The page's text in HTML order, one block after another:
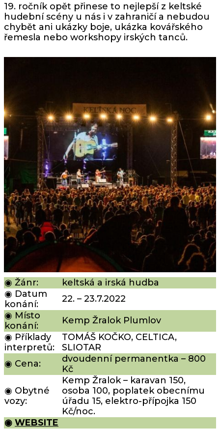
19. ročník opět přinese to nejlepší z keltské
hudební scény u nás i v zahraničí a nebudou
chybět ani ukázky boje, ukázka kovářského
řemesla nebo workshopy irských tanců.
◉ Žánr:
keltská a irská hudba
◉ Datum
konání:
22. – 23.7.2022
◉ Místo
konání:
Kemp Žralok Plumlov
◉ Příklady
interpretů:
TOMÁŠ KOČKO, CELTICA,
SLIOTAR
◉ Cena:
dvoudenní permanentka – 800
Kč
◉ Obytné
vozy:
Kemp Žralok – karavan 150,
osoba 100, poplatek obecnímu
úřadu 15, elektro-přípojka 150
Kč/noc.
◉ WEBSITE